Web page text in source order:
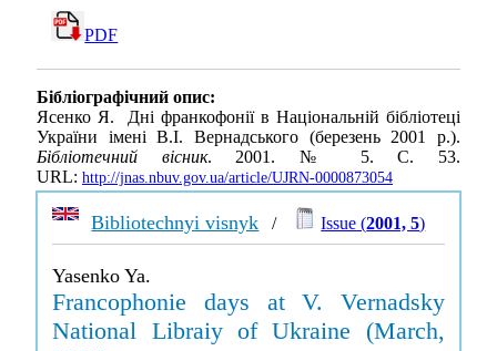
PDF
Бібліографічний опис:
Ясенко Я. Дні франкофонії в Національній бібліотеці
України імені В.І. Вернадського (березень 2001 р.).
Бібліотечний вісник. 2001. № 5. С. 53.
URL: http://jnas.nbuv.gov.ua/article/UJRN-0000873054
Bibliotechnyi visnyk / Issue (2001, 5)
Yasenko Ya.
Francophonie days at V. Vernadsky
National Libraiy of Ukraine (March,